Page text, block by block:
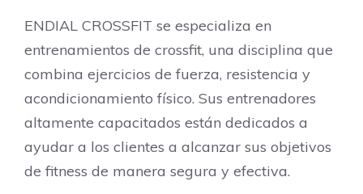
ENDIAL CROSSFIT se especializa en
entrenamientos de crossfit, una disciplina que
combina ejercicios de fuerza, resistencia y
acondicionamiento físico. Sus entrenadores
altamente capacitados están dedicados a
ayudar a los clientes a alcanzar sus objetivos
de fitness de manera segura y efectiva.